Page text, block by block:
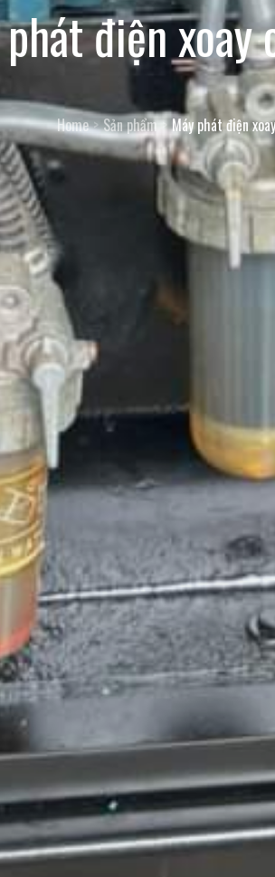
điện xoay
Home Sản phẩm Máy phát điện